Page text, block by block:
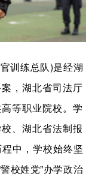
训练总队)是经湖
，湖北省司法厅
等职业院校。学
、湖北省法制报
中，学校始终坚
校姓党”办学政治